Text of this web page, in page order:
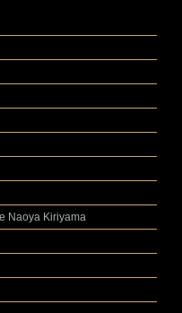
Naoya Kiriyama